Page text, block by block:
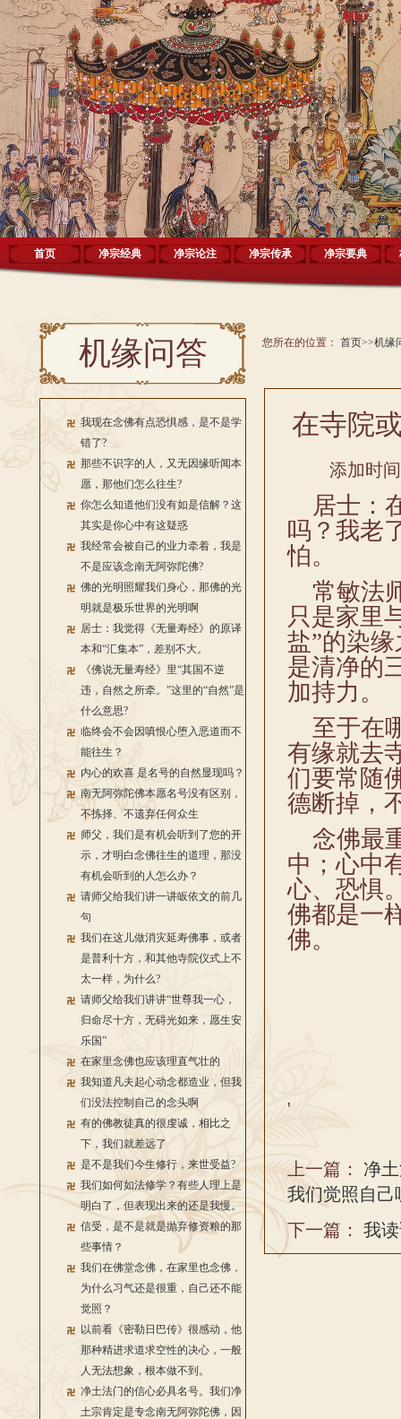
首页 净宗经典 净宗论注 净宗传承 净宗要典
机缘问答
我现在念佛有点恐惧感，是不是学
错了?
那些不识字的人，又无因缘听闻本
愿，那他们怎么往生?
你怎么知道他们没有如是信解？这
其实是你心中有这疑惑
我经常会被自己的业力牵着，我是
不是应该念南无阿弥陀佛?
佛的光明照耀我们身心，那佛的光
明就是极乐世界的光明啊
居士：我觉得《无量寿经》的原译
本和“汇集本”，差别不大。
《佛说无量寿经》里“其国不逆
违，自然之所牵。”这里的“自然”是
什么意思?
临终会不会因嗔恨心堕入恶道而不
能往生？
内心的欢喜 是名号的自然显现吗？
南无阿弥陀佛本愿名号没有区别，
不拣择、不遗弃任何众生
师父，我们是有机会听到了您的开
示，才明白念佛往生的道理，那没
有机会听到的人怎么办？
请师父给我们讲一讲皈依文的前几
句
我们在这儿做消灾延寿佛事，或者
是普利十方，和其他寺院仪式上不
太一样，为什么?
请师父给我们讲讲“世尊我一心，
归命尽十方，无碍光如来，愿生安
乐国”
在家里念佛也应该理直气壮的
我知道凡夫起心动念都造业，但我
们没法控制自己的念头啊
有的佛教徒真的很虔诚，相比之
下，我们就差远了
是不是我们今生修行，来世受益?
我们如何如法修学？有些人理上是
明白了，但表现出来的还是我慢。
信受，是不是就是抛弃修资粮的那
些事情？
我们在佛堂念佛，在家里也念佛，
为什么习气还是很重，自己还不能
觉照？
以前看《密勒日巴传》很感动，他
那种精进求道求空性的决心，一般
人无法想象，根本做不到。
净土法门的信心必具名号。我们净
土宗肯定是专念南无阿弥陀佛，因
您所在的位置： 首页>>机缘
在寺院
添加时
居士：
吗？我老
怕。
常敏法
只是家里
盐”的染
是清净的
加持力。
至于在
有缘就去
们要常随
德断掉，
念佛最
中；心中
心、恐惧
佛都是一
佛。
'
上一篇： 净
我们觉照自己
下一篇： 我